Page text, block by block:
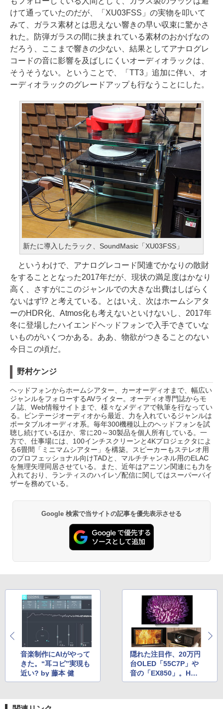
けて通っていたのだが、「XU03FSS」の実物を叩いて
みて、ガラス素材とは思えない響きの早い収束に驚かさ
れた。防弾ガラスの間に挟まれている素材のおかげなの
だろう、ここまで響きの少ない、結果としてアナログレ
コードの音に影響を及ばしにくいオーディオラックは、
そうそうない。ということで、「TT3」追加に伴い、オ
ーディオラックのグレードアップも行なうことにした。
新たに導入したラック、SoundMasic「XU03FSS」
というわけで、アナログレコード関連でかなりの散財
をすることとなった2017年だが、現状の満足度はかなり
高く、さすがにこのジャンルでの大きな出費はしばらく
ないはず!? と考えている。とはいえ、次はホームシアタ
ーのHDR化、Atmos化も考えないといけないし、2017年
冬に登場したハイエンドヘッドフォンで入手できていな
いものがいくつかある。ああ、物欲がつきることのない
今日この頃だ。
野村ケンジ
ヘッドフォンからホームシアター、カーオーディオまで、幅広い
ジャンルをフォローするAVライター。オーディオ専門誌からモ
ノ誌、Web情報サイトまで、様々なメディアで執筆を行なってい
る。ビンテージオーディオから最近、力を入れているジャンルは
ポータブルオーディオ系。毎年300機種以上のヘッドフォンを試
聴し続けているほか、常に20～30製品を個人所有している。一
方で、仕事場には、100インチスクリーンと4Kプロジェクタによ
る6畳間「ミニマムシアター」を構築。スピーカーもステレオ用
のプロフェッショナル向けTADと、マルチチャンネル用のELAC
を無理矢理同居させている。また、近年はアニソン関連にも力を
入れており、ランティスのハイレゾ配信に関してはスーパーバイ
ザーを務めている。
Google 検索で当サイトの記事を優先表示させる
音楽制作にAIがやって
きた。“耳コピ”実現も
近い? by 藤本 健
隠れた注目作、20万円
台OLED「55C7P」や
音の「EX850」。HDR
が手ごろに by 本田雅